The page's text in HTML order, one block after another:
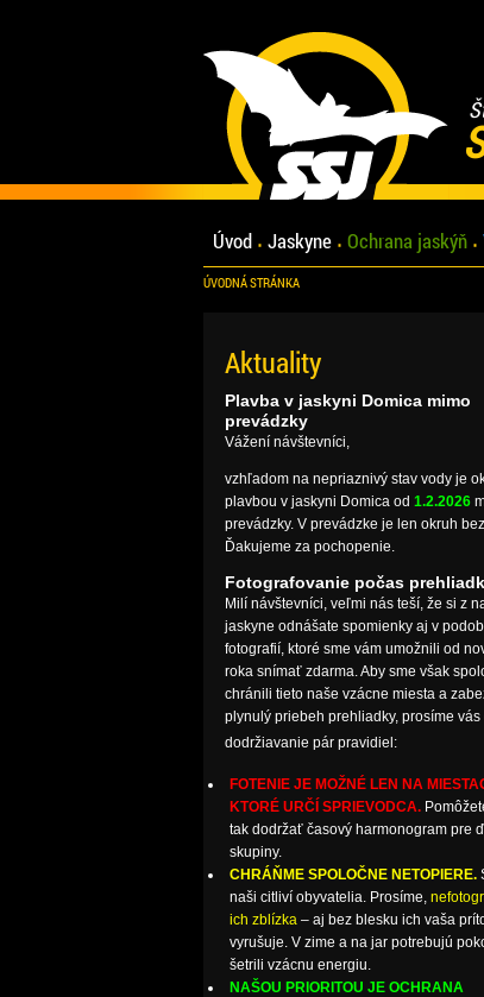
Úvod Jaskyne Ochrana jaskýň
ÚVODNÁ STRÁNKA
Aktuality
Plavba v jaskyni Domica mimo
prevádzky
Vážení návštevníci,
vzhľadom na nepriaznivý stav vody je
plavbou v jaskyni Domica od 1.2.2026
prevádzky. V prevádzke je len okruh
Ďakujeme za pochopenie.
Fotografovanie počas
Milí návštevníci, veľmi nás teší, že si z
jaskyne odnášate spomienky aj v
fotografií, ktoré sme vám umožnili od
roka snímať zdarma. Aby sme však
chránili tieto naše vzácne miesta a
plynulý priebeh prehliadky, prosíme vás
dodržiavanie pár pravidiel:
FOTENIE JE MOŽNÉ LEN NA
KTORÉ URČÍ SPRIEVODCA.
tak dodržať časový harmonogram pre
skupiny.
CHRÁŇME SPOLOČNE NETOPIERE.
naši citliví obyvatelia. Prosíme,
ich zblízka– aj bez blesku ich vaša
vyrušuje. V zime a na jar potrebujú
šetrili vzácnu energiu.
NAŠOU PRIORITOU JE OCHRANA